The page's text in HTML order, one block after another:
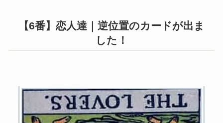
【6番】恋人達｜逆位置のカードが出ま
した！